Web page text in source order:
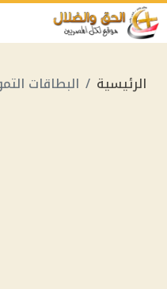
الرئيسية البطاقات